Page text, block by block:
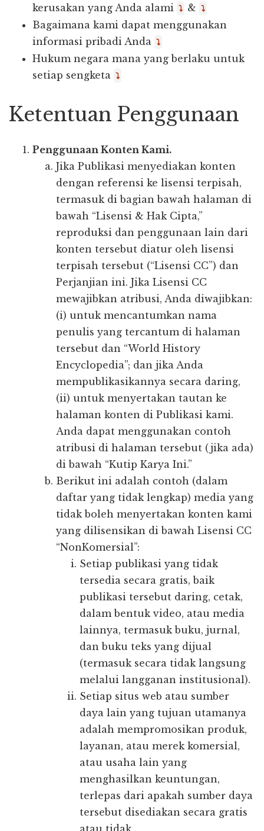
kerusakan yang Anda alami ⤵ & ⤵
Bagaimana kami dapat menggunakan
informasi pribadi Anda ⤵
Hukum negara mana yang berlaku untuk
setiap sengketa ⤵
Ketentuan Penggunaan
Penggunaan Konten Kami.
Jika Publikasi menyediakan konten
dengan referensi ke lisensi terpisah,
termasuk di bagian bawah halaman di
bawah “Lisensi & Hak Cipta,”
reproduksi dan penggunaan lain dari
konten tersebut diatur oleh lisensi
terpisah tersebut (“Lisensi CC”) dan
Perjanjian ini. Jika Lisensi CC
mewajibkan atribusi, Anda diwajibkan:
(i) untuk mencantumkan nama
penulis yang tercantum di halaman
tersebut dan “World History
Encyclopedia”; dan jika Anda
mempublikasikannya secara daring,
(ii) untuk menyertakan tautan ke
halaman konten di Publikasi kami.
Anda dapat menggunakan contoh
atribusi di halaman tersebut (jika ada)
di bawah “Kutip Karya Ini.”
Berikut ini adalah contoh (dalam
daftar yang tidak lengkap) media yang
tidak boleh menyertakan konten kami
yang dilisensikan di bawah Lisensi CC
“NonKomersial”:
Setiap publikasi yang tidak
tersedia secara gratis, baik
publikasi tersebut daring, cetak,
dalam bentuk video, atau media
lainnya, termasuk buku, jurnal,
dan buku teks yang dijual
(termasuk secara tidak langsung
melalui langganan institusional).
Setiap situs web atau sumber
daya lain yang tujuan utamanya
adalah mempromosikan produk,
layanan, atau merek komersial,
atau usaha lain yang
menghasilkan keuntungan,
terlepas dari apakah sumber daya
tersebut disediakan secara gratis
atau tidak.